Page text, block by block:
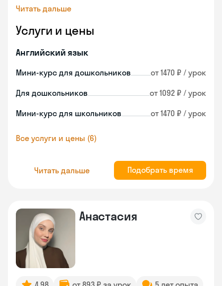
Читать дальше
Услуги и цены
Английский язык
Мини-курс для дошкольников от 1470 ₽ / урок
Для дошкольников от 1092 ₽ / урок
Мини-курс для школьников от 1470 ₽ / урок
Все услуги и цены (6)
Читать дальше Подобрать время
Анастасия